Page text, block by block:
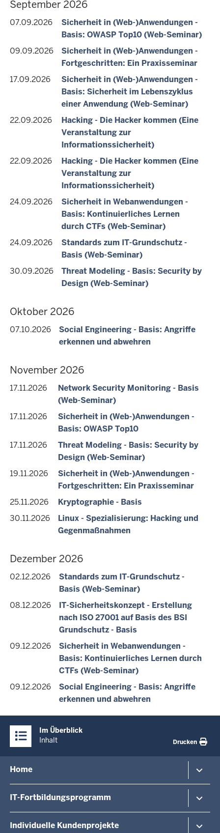
September 2026
07.09.2026
Sicherheit in (Web-)Anwendungen -
Basis: OWASP Top10 (Web-Seminar)
09.09.2026
Sicherheit in (Web-)Anwendungen -
Fortgeschritten: Ein Praxisseminar
17.09.2026
Sicherheit in (Web-)Anwendungen -
Basis: Sicherheit im Lebenszyklus
einer Anwendung (Web-Seminar)
22.09.2026
Hacking - Die Hacker kommen (Eine
Veranstaltung zur
Informationssicherheit)
22.09.2026
Hacking - Die Hacker kommen (Eine
Veranstaltung zur
Informationssicherheit)
24.09.2026
Sicherheit in Webanwendungen -
Basis: Kontinuierliches Lernen
durch CTFs (Web-Seminar)
24.09.2026
Standards zum IT-Grundschutz -
Basis (Web-Seminar)
30.09.2026
Threat Modeling - Basis: Security by
Design (Web-Seminar)
Oktober 2026
07.10.2026
Social Engineering - Basis: Angriffe
erkennen und abwehren
November 2026
17.11.2026
Network Security Monitoring - Basis
(Web-Seminar)
17.11.2026
Sicherheit in (Web-)Anwendungen -
Basis: OWASP Top10
17.11.2026
Threat Modeling - Basis: Security by
Design (Web-Seminar)
19.11.2026
Sicherheit in (Web-)Anwendungen -
Fortgeschritten: Ein Praxisseminar
25.11.2026
Kryptographie - Basis
30.11.2026
Linux - Spezialisierung: Hacking und
Gegenmaßnahmen
Dezember 2026
02.12.2026
Standards zum IT-Grundschutz -
Basis (Web-Seminar)
08.12.2026
IT-Sicherheitskonzept - Erstellung
nach ISO 27001 auf Basis des BSI
Grundschutz - Basis
09.12.2026
Sicherheit in Webanwendungen -
Basis: Kontinuierliches Lernen durch
CTFs (Web-Seminar)
09.12.2026
Social Engineering - Basis: Angriffe
erkennen und abwehren
Inhalte
Im Überblick
Inhalt
Drucken
in
der
Fußzeile
Home
Veranstaltungsorte/-formate
Über uns
IT-Fortbildungsprogramm
Individuelle Kundenprojekte